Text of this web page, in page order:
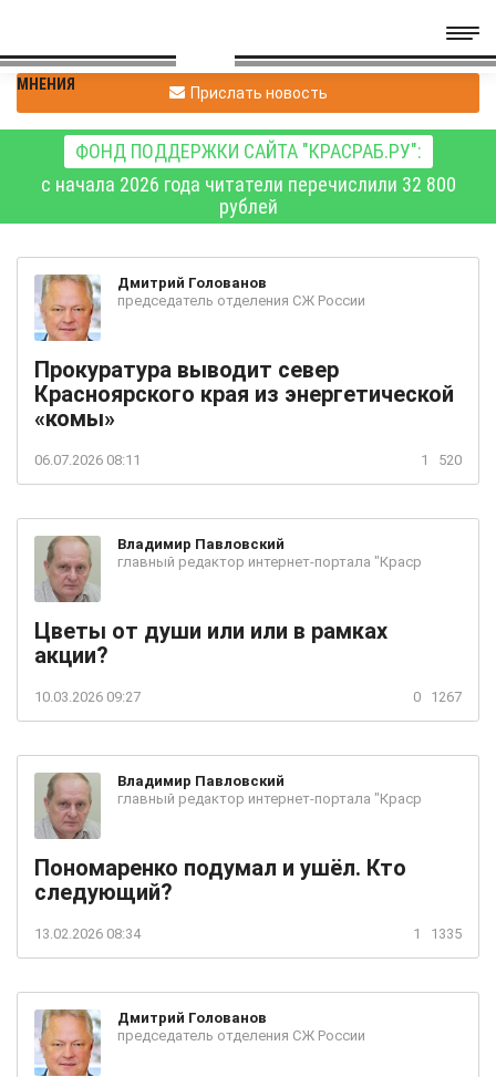
МНЕНИЯ Прислать новость
ФОНД ПОДДЕРЖКИ САЙТА "КРАСРАБ.РУ":
с начала 2026 года читатели перечислили 32 800
рублей
Дмитрий Голованов
председатель отделения СЖ России
Прокуратура выводит север
Красноярского края из энергетической
«комы»
06.07.2026 08:11 1 520
Владимир Павловский
главный редактор интернет-портала "Краср
Цветы от души или или в рамках
акции?
10.03.2026 09:27 0 1267
Владимир Павловский
главный редактор интернет-портала "Краср
Пономаренко подумал и ушёл. Кто
следующий?
13.02.2026 08:34 1 1335
Дмитрий Голованов
председатель отделения СЖ России